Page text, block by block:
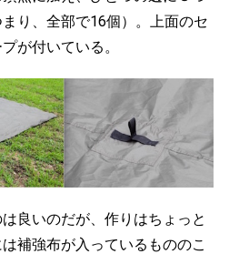
り、全部で16個）。上面のセ
が付いている。
良いのだが、作りはちょっと
補強布が入っているもののこ